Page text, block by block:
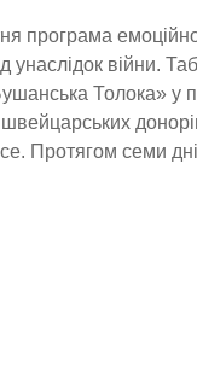
програма
війни.
Толока» у
Протягом семи